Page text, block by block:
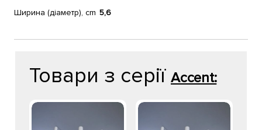
Ширина (діаметр), cm 5,6
Товари з серії Accent: